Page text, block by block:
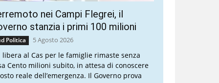
nei Campi Flegrei, il
stanzia i primi 100 milioni
Politica 5 Agosto 2026
libera al Cas per le famiglie rimaste senza
Cento milioni subito, in attesa di conoscere
reale dell’emergenza. Il Governo prova